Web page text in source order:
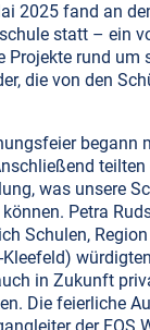
2025 fand an
statt – ein
Projekte rund
die von den
begann
was unsere
Petra
Schulen,
in Zukunft
Die feierliche